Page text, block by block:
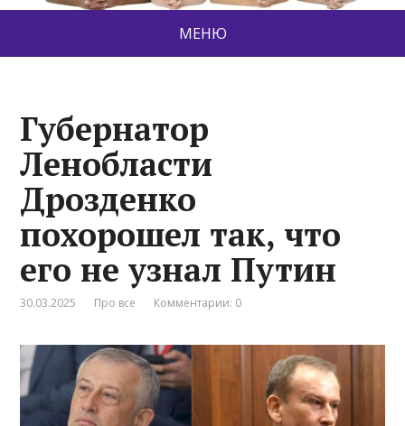
МЕНЮ
Губернатор
Ленобласти
Дрозденко
похорошел так, что
его не узнал Путин
30.03.2025 Про все Комментарии: 0